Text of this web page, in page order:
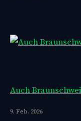
Auch
9. Feb. 2026